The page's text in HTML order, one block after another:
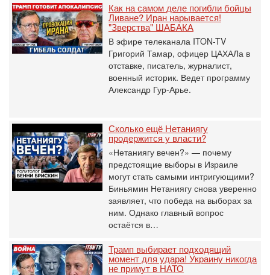
Как на самом деле погибли бойцы
Ливане? Иран нарывается!
"Зверства" ШАБАКА
В эфире телеканала ITON-TV
Григорий Тамар, офицер ЦАХАЛа в
отставке, писатель, журналист,
военный историк. Ведет программу
Александр Гур-Арье.
Сколько ещё Нетаниягу
продержится у власти?
«Нетаниягу вечен?» — почему
предстоящие выборы в Израиле
могут стать самыми интригующими?
Биньямин Нетаниягу снова уверенно
заявляет, что победа на выборах за
ним. Однако главный вопрос
остаётся в…
Трамп выбирает подходящий
момент для удара! Украину никогда
не примут в НАТО